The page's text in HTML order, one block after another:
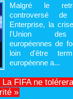
Malgré le
controversé
Enterprise, la
l'Union des
européennes de
loin d'être
européenne a...
FIFA ne
»